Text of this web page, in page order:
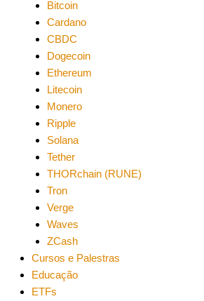
Bitcoin
Cardano
CBDC
Dogecoin
Ethereum
Litecoin
Monero
Ripple
Solana
Tether
THORchain (RUNE)
Tron
Verge
Waves
ZCash
Cursos e Palestras
Educação
ETFs